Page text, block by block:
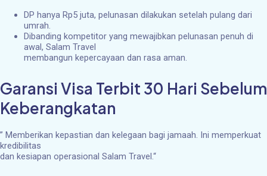
DP hanya Rp5 juta, pelunasan dilakukan setelah pulang dari
umrah.
Dibanding kompetitor yang mewajibkan pelunasan penuh di
awal, Salam Travel
membangun kepercayaan dan rasa aman.
Garansi Visa Terbit 30 Hari Sebelum
Keberangkatan
” Memberikan kepastian dan kelegaan bagi jamaah. Ini memperkuat
kredibilitas
dan kesiapan operasional Salam Travel.“